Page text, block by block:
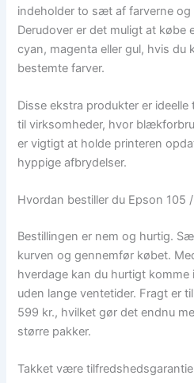
indeholder to sæt af farverne
Derudover er det muligt at købe
cyan, magenta eller gul, hvis du
bestemte farver.
Disse ekstra produkter er
til virksomheder, hvor
er vigtigt at holde printeren
hyppige afbrydelser.
Hvordan bestiller du Epson
Bestillingen er nem og hurtig.
kurven og gennemfør købet.
hverdage kan du hurtigt
uden lange ventetider. Fragt er
599 kr., hvilket gør det endnu
større pakker.
Takket være